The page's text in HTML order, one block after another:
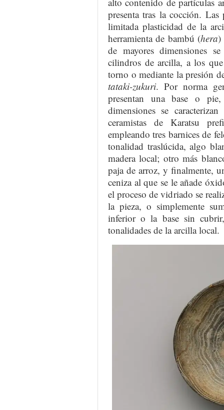
presenta tras la cocción.
limitada plasticidad de la
herramienta de bambú (hera)
de mayores dimensiones
cilindros de arcilla, a los
torno o mediante la presión
tataki-zukuri. Por norma
presentan una base o
dimensiones se
ceramistas de Karatsu
empleando tres barnices de
tonalidad traslúcida, algo
madera local; otro más
paja de arroz, y finalmente,
ceniza al que se le añade
el proceso de vidriado se
la pieza, o simplemente
inferior o la base sin
tonalidades de la arcilla local.